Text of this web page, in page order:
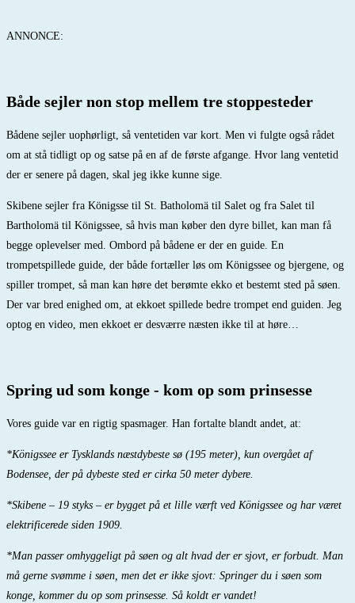
ANNONCE:
Både sejler non stop mellem tre stoppesteder
Bådene sejler uophørligt, så ventetiden var kort. Men vi fulgte også rådet
om at stå tidligt op og satse på en af de første afgange. Hvor lang ventetid
der er senere på dagen, skal jeg ikke kunne sige.
Skibene sejler fra Königsse til St. Batholomä til Salet og fra Salet til
Bartholomä til Königssee, så hvis man køber den dyre billet, kan man få
begge oplevelser med. Ombord på bådene er der en guide. En
trompetspillede guide, der både fortæller løs om Königssee og bjergene, og
spiller trompet, så man kan høre det berømte ekko et bestemt sted på søen.
Der var bred enighed om, at ekkoet spillede bedre trompet end guiden. Jeg
optog en video, men ekkoet er desværre næsten ikke til at høre…
Spring ud som konge - kom op som prinsesse
Vores guide var en rigtig spasmager. Han fortalte blandt andet, at:
*Königssee er Tysklands næstdybeste sø (195 meter), kun overgået af
Bodensee, der på dybeste sted er cirka 50 meter dybere.
*Skibene – 19 styks – er bygget på et lille værft ved Königssee og har været
elektrificerede siden 1909.
*Man passer omhyggeligt på søen og alt hvad der er sjovt, er forbudt. Man
må gerne svømme i søen, men det er ikke sjovt: Springer du i søen som
konge, kommer du op som prinsesse. Så koldt er vandet!